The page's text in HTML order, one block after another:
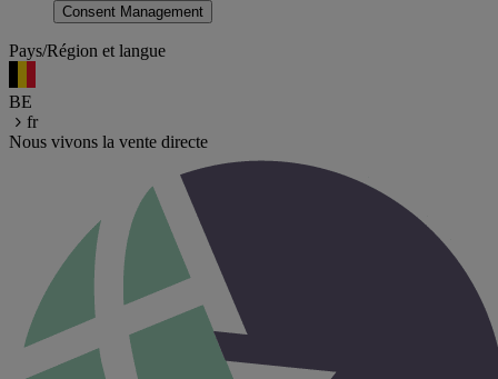
Consent Management
Pays/Région et langue
BE
fr
Nous vivons la vente directe